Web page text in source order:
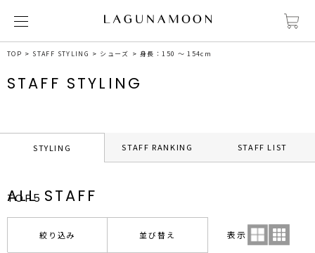
TOP STAFF STYLING シューズ 身長：150 ～ 154cm
STAFF STYLING
STYLING STAFF RANKING STAFF LIST
TOP5
ALL STAFF
絞り込み 並び替え 表示